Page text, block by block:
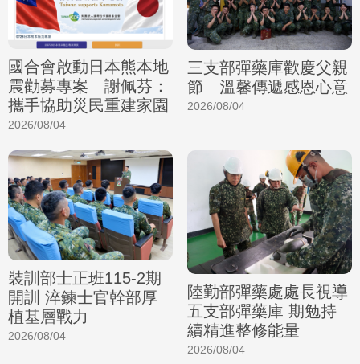
國合會啟動日本熊本地
震勸募專案 謝佩芬：
攜手協助災民重建家園
2026/08/04
三支部彈藥庫歡慶父親
節 溫馨傳遞感恩心意
2026/08/04
裝訓部士正班115-2期
開訓 淬鍊士官幹部厚
植基層戰力
2026/08/04
陸勤部彈藥處處長視導
五支部彈藥庫 期勉持
續精進整修能量
2026/08/04